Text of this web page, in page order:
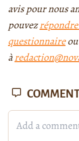
avis pour nous
pouvez
questionnaireou
à